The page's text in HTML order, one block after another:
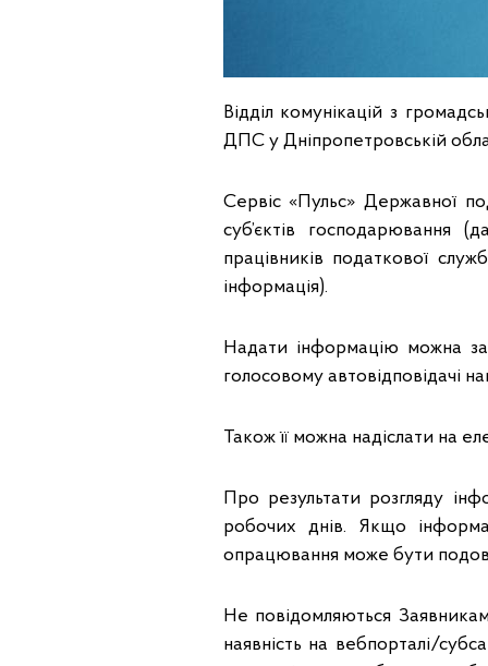
Відділ комунікацій з
ДПС у Дніпропетровській
Сервіс «Пульс» Державної
суб’єктів господарювання
працівників податкової
інформація).
Надати інформацію можна
голосовому автовідповідачі
Також її можна надіслати на
Про результати розгляду
робочих днів. Якщо
опрацювання може бути
Не повідомляються
наявність на вебпорталі/